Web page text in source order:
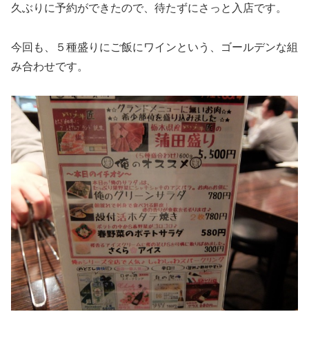
久ぶりに予約ができたので、待たずにさっと入店です。
今回も、５種盛りにご飯にワインという、ゴールデンな組
み合わせです。